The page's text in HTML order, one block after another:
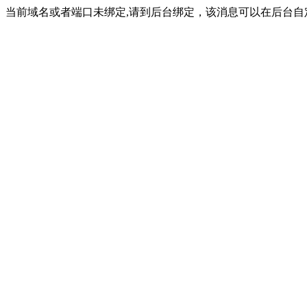
当前域名或者端口未绑定,请到后台绑定，该消息可以在后台自